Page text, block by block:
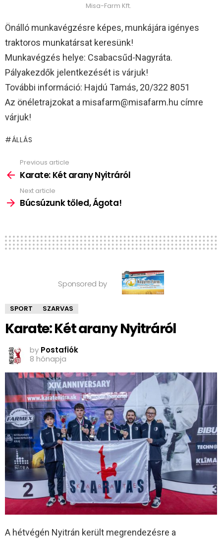
Misa-Farm Kft.
Önálló munkavégzésre képes, munkájára igényes
traktoros munkatársat keresünk!
Munkavégzés helye: Csabacsűd-Nagyráta.
Pályakezdők jelentkezését is várjuk!
További információ: Hajdú Tamás, 20/322 8051
Az önéletrajzokat a misafarm@misafarm.hu címre
várjuk!
ÁLLÁS
more
Previous article
Karate: Két arany Nyitráról
Next article
Búcsúzunk tőled, Ágota!
Sponsored by
SPORT SZARVAS
Karate: Két arany Nyitráról
by Postafiók
8 hónapja
A hétvégén Nyitrán került megrendezésre a